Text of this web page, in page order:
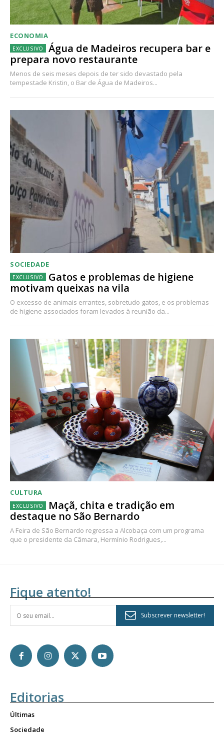
ECONOMIA
Água de Madeiros recupera bar e
prepara novo restaurante
Menos de seis meses depois de ter sido devastado pela
tempestade Kristin, o Bar de Água de Madeiros...
SOCIEDADE
Gatos e problemas de higiene
motivam queixas na vila
O excesso de animais errantes, sobretudo gatos, e os problemas
de higiene associados foram levados à reunião da...
CULTURA
Maçã, chita e tradição em
destaque no São Bernardo
A Feira de São Bernardo regressa a Alcobaça com um programa
que o presidente da Câmara, Hermínio Rodrigues,...
Fique atento!
Subscrever newsletter!
Editorias
Últimas
Sociedade